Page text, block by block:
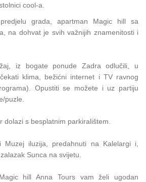
cool-a.
grada, apartman Magic hill sa
na dohvat je svih važnijih znamenitosti i
iz bogate ponude Zadra odlučili, u
klima, bežićni internet i TV ravnog
Opustiti se možete i uz partiju
puzle.
dolazi s besplatnim parkiralištem.
Muzej iluzija, predahnuti na Kalelargi i,
Sunca na svijetu.
hill Anna Tours vam želi ugodan